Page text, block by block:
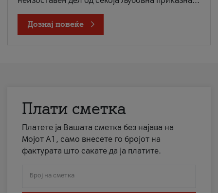
Дознај повеќе
Плати сметка
Платете ја Вашата сметка без најава на
Мојот А1, само внесете го бројот на
фактурата што сакате да ја платите.
Број на сметка